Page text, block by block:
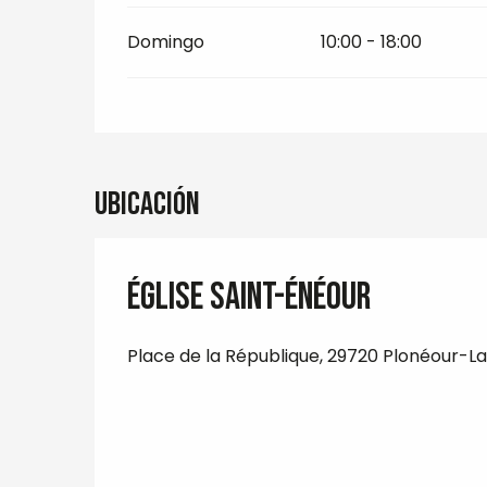
Domingo 10:00 - 18:00
Ubicación
Église Saint-Énéour
Place de la République, 29720 Plonéour-